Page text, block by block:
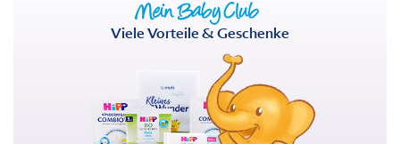
Viele Vorteile & Geschenke